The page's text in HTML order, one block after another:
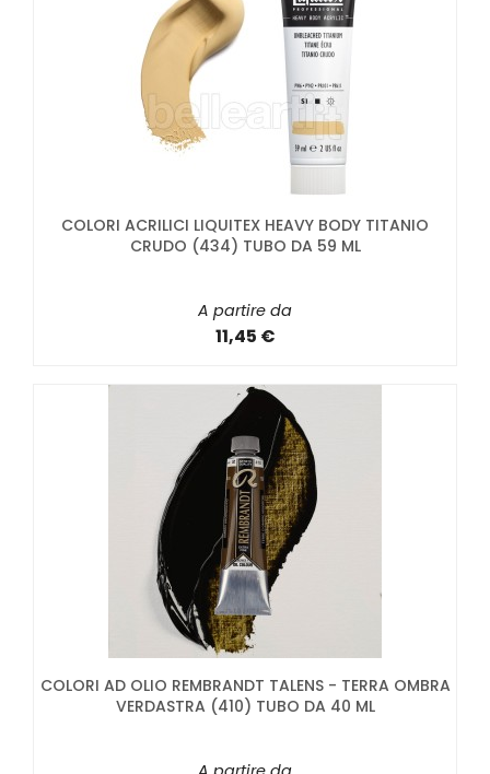
COLORI ACRILICI LIQUITEX HEAVY BODY TITANIO
CRUDO (434) TUBO DA 59 ML
A partire da
11,45 €
COLORI AD OLIO REMBRANDT TALENS - TERRA OMBRA
VERDASTRA (410) TUBO DA 40 ML